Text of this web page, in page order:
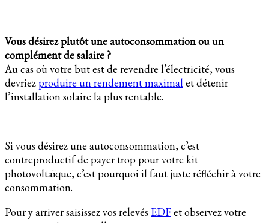
Vous désirez plutôt une autoconsommation ou un
complément de salaire ?
Au cas où votre but est de revendre l’électricité, vous
devriezproduire un rendement maximalet détenir
l’installation solaire la plus rentable.
Si vous désirez une autoconsommation, c’est
contreproductif de payer trop pour votre kit
photovoltaïque, c’est pourquoi il faut juste réfléchir à votre
consommation.
Pour y arriver saisissez vos relevés EDFet observez votre